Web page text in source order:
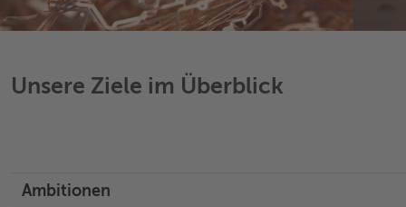
Unsere Ziele im Überblick
Ambitionen